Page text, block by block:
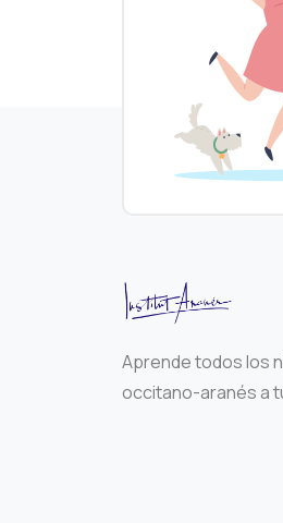
Aprende todos los
occitano-aranés a